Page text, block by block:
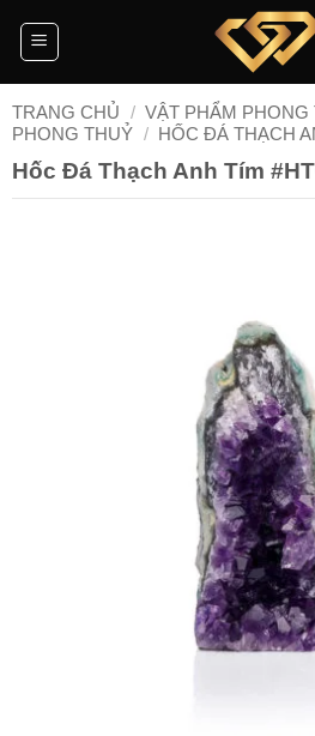
TRANG CHỦ / VẬT PHẨM PHONG
PHONG THUỶ / HỐC ĐÁ THẠCH
Hốc Đá Thạch Anh Tím